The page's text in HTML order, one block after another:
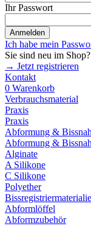
Ihr Passwort
Anmelden
Ich habe mein
Sie sind neu im Shop?
→ Jetzt registrieren
Kontakt
0 Warenkorb
Verbrauchsmaterial
Praxis
Praxis
Abformung &
Abformung &
Alginate
A Silikone
C Silikone
Polyether
Abformlöffel
Abformzubehör